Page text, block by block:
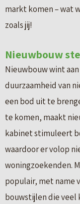
markt komen – wat
zoals jij!
Nieuwbouw
Nieuwbouw wint
duurzaamheid van
een bod uit te
te komen, maakt
kabinet stimuleert
waardoor er volop
woningzoekenden.
populair, met name
bouwstijlen die veel